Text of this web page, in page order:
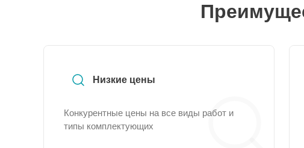
Низкие цены
Конкурентные цены на все виды работ и
типы комплектующих